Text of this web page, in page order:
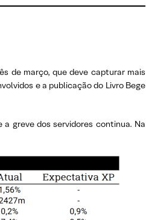
de março, que deve capturar mais
e a publicação do Livro Bege
greve dos servidores continua. Na